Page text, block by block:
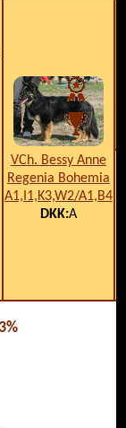
VCh. Bessy Anne
Regenia Bohemia
A1,I1,K3,W2/A1,B4
DKK:A